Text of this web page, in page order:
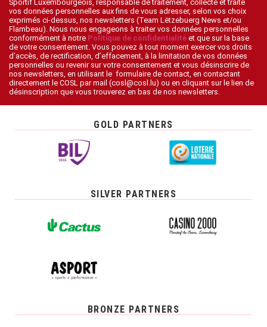
Sportif Luxembourgeois, responsable de traitement, collecte et traite
vos données personnelles aux fins de vous adresser, selon vos choix
exprimés ci-dessus, nos newsletters (Team Lëtzebuerg News et/ou
Flambeau). Nous nous engageons à traiter vos données personnelles
conformément à notre Politique de confidentialité et que sur la base
de votre consentement. Vous pouvez à tout moment exercer vos droits
d’accès, de rectification, d’effacement, à la limitation de vos données
personnelles ou revenir sur votre consentement et vous désinscrire de
nos newsletters, en utilisant le formulaire de contact, en contactant
directement le COSL par mail (cosl@cosl.lu) ou en cliquant sur le lien de
désinscription que vous trouverez en bas de nos newsletters.
GOLD PARTNERS
SILVER PARTNERS
BRONZE PARTNERS